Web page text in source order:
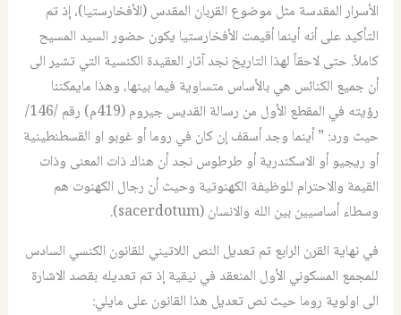
الأسرار المقدسة مثل موضوع القربان المقدس (الأفخارستيا)، إذ تم
التأكيد على أنه أينما أقيمت الأفخارستيا يكون حضور السيد المسيح
كاملاً. حتى لاحقاً لهذا التاريخ نجد آثار العقيدة الكنسية التي تشير الى
أن جميع الكنائس هي بالأساس متساوية فيما بينها، وهذا مايمكننا
رؤيته في المقطع الأول من رسالة القديس جيروم (419م) رقم /146/
حيث ورد: ” أينما وجد أسقف إن كان في روما أو غوبو او القسطنطينية
أو ريجيو أو الاسكندرية أو طرطوس نجد أن هناك ذات المعنى وذات
القيمة والاحترام للوظيفة الكهنوتية وحيث أن رجال الكهنوت هم
وسطاء أساسيين بين الله والانسان (sacerdotum).
في نهاية القرن الرابع تم تعديل النص اللاتيني للقانون الكنسي السادس
للمجمع المسكوني الأول المنعقد في نيقية إذ تم تعديله بقصد الاشارة
الى اولوية روما حيث نص تعديل هذا القانون على مايلي: